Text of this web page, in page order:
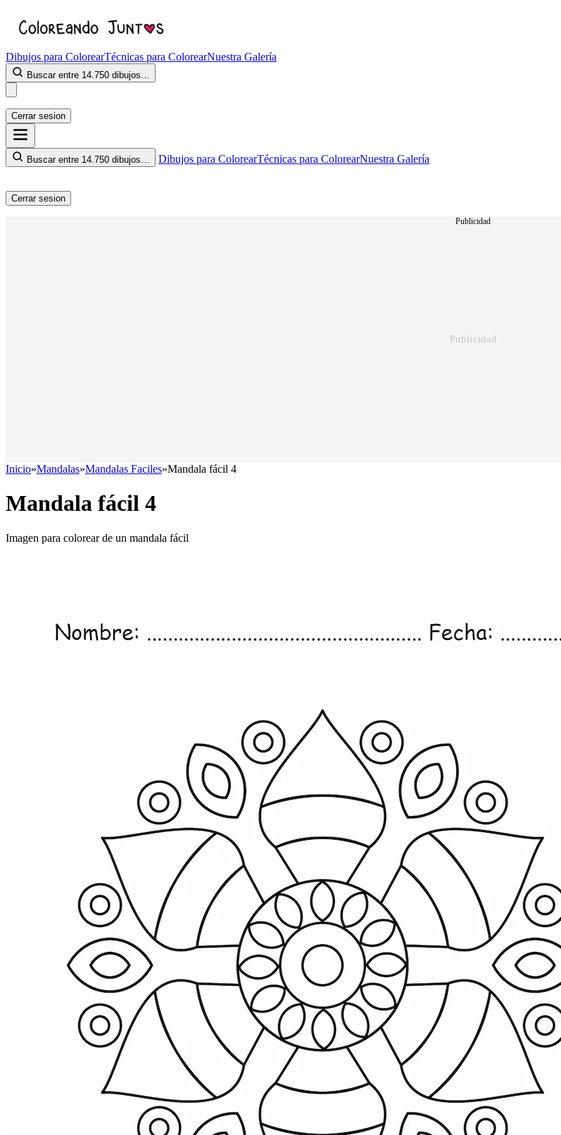
Dibujos para ColorearTécnicas para ColorearNuestra Galería
Buscar entre 14.750 dibujos…
Cerrar sesion
Buscar entre 14.750 dibujos… Dibujos para ColorearTécnicas para ColorearNuestra Galería
Cerrar sesion
Publicidad
Inicio»Mandalas»Mandalas Faciles»Mandala fácil 4
Mandala fácil 4
Imagen para colorear de un mandala fácil